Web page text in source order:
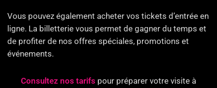
Vous pouvez également acheter vos tickets d’entrée en
ligne. La billetterie vous permet de gagner du temps et
de profiter de nos offres spéciales, promotions et
événements.
Consultez nos tarifs pour préparer votre visite à